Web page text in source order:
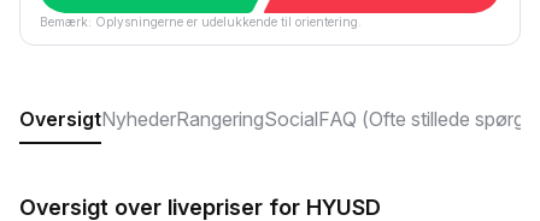
Bemærk: Oplysningerne er udelukkende til orientering.
OversigtNyhederRangeringSocialFAQ (Ofte stillede
Oversigt over livepriser for HYUSD